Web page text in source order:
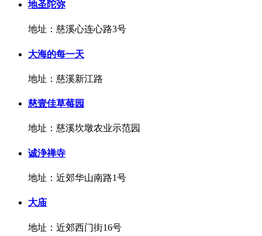
地圣陀弥
地址：慈溪心连心路3号
大海的每一天
地址：慈溪新江路
慈壹佳草莓园
地址：慈溪坎墩农业示范园
诚浄禅寺
地址：近郊华山南路1号
大庙
地址：近郊西门街16号